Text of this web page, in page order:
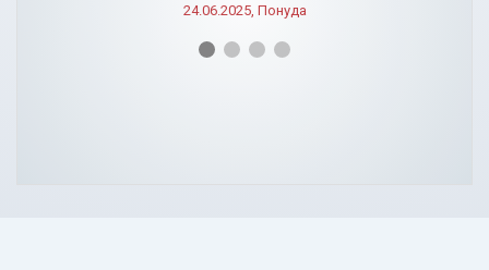
24.06.2025, Понуда